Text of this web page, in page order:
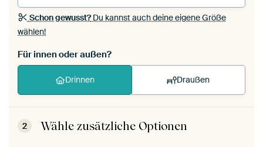
Schon gewusst?Du kannst auch deine eigene Größe
wählen!
Für innen oder außen?
Drinnen Draußen
2 Wähle zusätzliche Optionen